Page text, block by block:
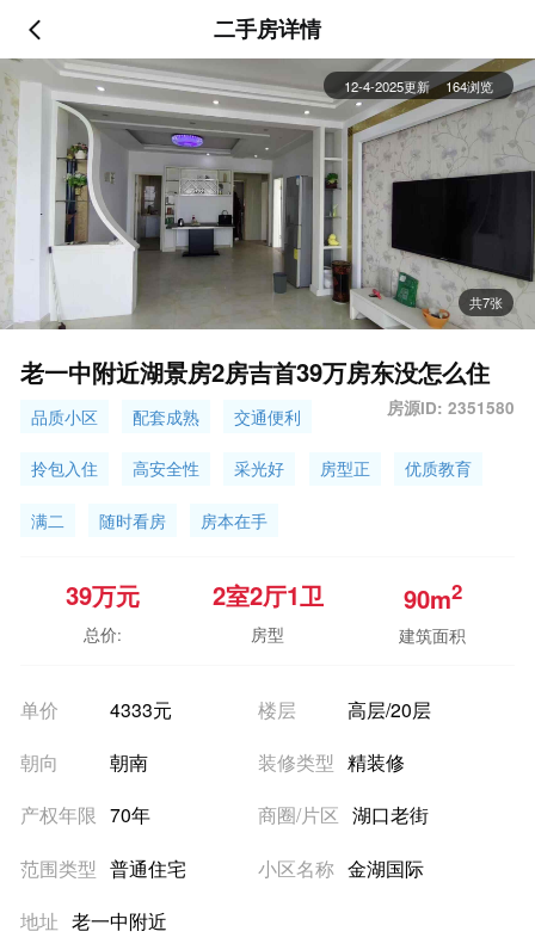
二手房详情
12-4-2025更新 164浏览
共7张
老一中附近湖景房2房吉首39万房东没怎么住
房源ID: 2351580
品质小区 配套成熟 交通便利
拎包入住 高安全性 采光好 房型正 优质教育
满二 随时看房 房本在手
39万元
总价:
2室2厅1卫
房型
90m2
建筑面积
单价 4333元 楼层 高层/20层
朝向 朝南 装修类型 精装修
产权年限 70年 商圈/片区 湖口老街
范围类型 普通住宅 小区名称 金湖国际
地址 老一中附近